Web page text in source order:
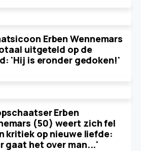
Erben Wennemars
uitgeteld op de
'Hij is eronder gedoken!'
Erben
(50) weert zich fel
kritiek op nieuwe liefde:
gaat het over man...'